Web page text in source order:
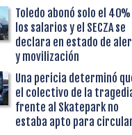
Toledo abonó solo el 40%
los salarios y el SECZA se
declara en estado de
y movilización
Una pericia determinó
el colectivo de la
frente al Skatepark no
estaba apto para